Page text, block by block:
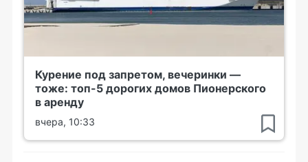
Курение под запретом, вечеринки —
тоже: топ-5 дорогих домов Пионерского
в аренду
вчера, 10:33